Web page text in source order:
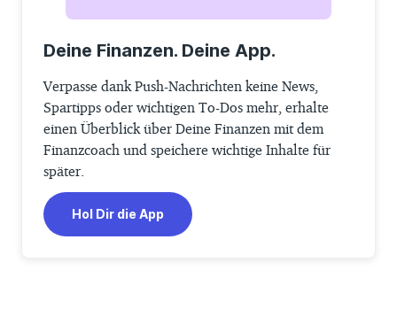
Deine Finanzen. Deine App.
Verpasse dank Push-Nachrichten keine News,
Spartipps oder wichtigen To-Dos mehr, erhalte
einen Überblick über Deine Finanzen mit dem
Finanzcoach und speichere wichtige Inhalte für
später.
Hol Dir die App